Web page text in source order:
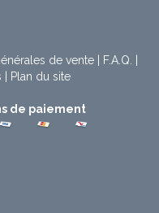
de vente| F.A.Q.
Plan du site
de paiement